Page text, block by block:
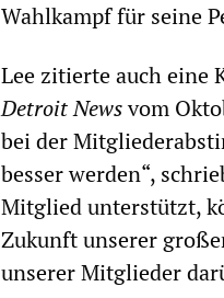
Wahlkampf für seine
Lee zitierte auch eine
Detroit Newsvom
bei der
besser werden“,
Mitglied unterstützt,
Zukunft unserer
unserer Mitglieder